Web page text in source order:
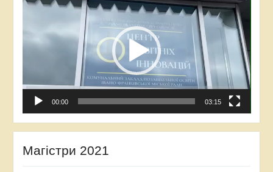
00:00 03:15
Магістри 2021